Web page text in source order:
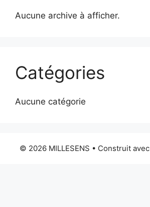
Aucune archive à afficher.
Catégories
Aucune catégorie
© 2026 MILLESENS • Construit avec